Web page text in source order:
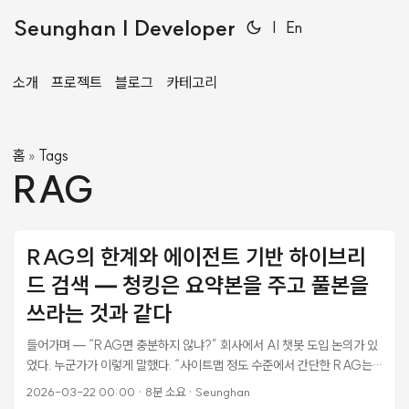
Seunghan | Developer | En
소개 프로젝트 블로그 카테고리
홈 » Tags
RAG
RAG의 한계와 에이전트 기반 하이브리
드 검색 — 청킹은 요약본을 주고 풀본을
쓰라는 것과 같다
들어가며 — “RAG면 충분하지 않냐?” 회사에서 AI 챗봇 도입 논의가 있
었다. 누군가가 이렇게 말했다. “사이트맵 정도 수준에서 간단한 RAG는
충분히 가능하지 않냐, 비싼 돈 들이지 않고서.” 틀린 말은 아니다. FAQ 수
2026-03-22 00:00 · 8분 소요· Seunghan